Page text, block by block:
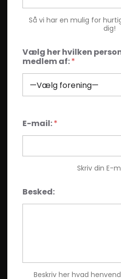
p
n
a
n
e
Så vi har en mulig for
dig!
Vælg her hvilken
medlem af:*
E-mail:*
Skriv din E-
Besked:
Beskriv her hvad